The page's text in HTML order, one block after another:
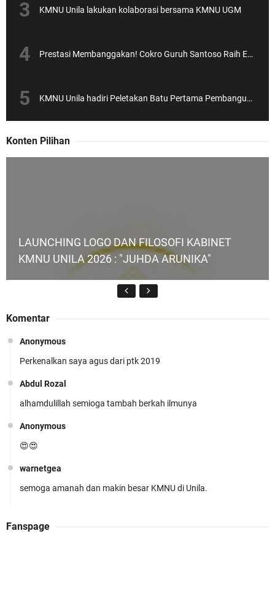
KMNU Unila lakukan kolaborasi bersama KMNU UGM
Prestasi Membanggakan! Cokro Guruh Santoso Raih Emas Olimpiade Biologi Puskanas
KMNU Unila hadiri Peletakan Batu Pertama Pembangunan Gedung NU yang dipimpin Rektor Unila Prof. Karomani
Konten Pilihan
LAUNCHING LOGO DAN FILOSOFI KABINET
KMNU UNILA 2026 : "JUHDA ARUNIKA"
KMNU Unila Kembali Torehkan Prestasi di PMW
!!
Prestasi Membanggakan! Cokro Guruh Santoso
Komentar
Anonymous
Perkenalkan saya agus dari ptk 2019
Abdul Rozal
alhamdulillah semioga tambah berkah ilmunya
Anonymous
😍😍
warnetgea
semoga amanah dan makin besar KMNU di Unila.
Alhamdulillah
Fanspage